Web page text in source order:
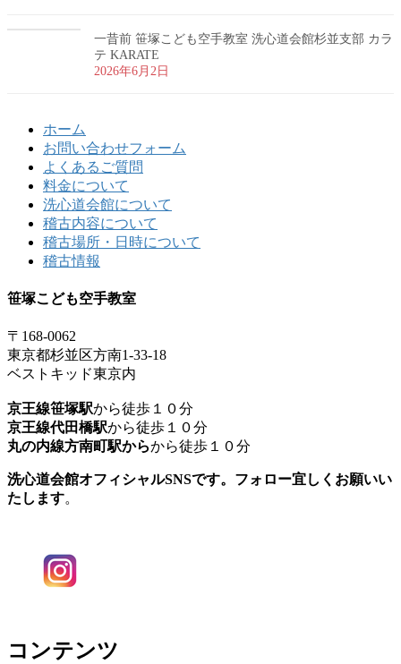
一昔前 笹塚こども空手教室 洗心道会館杉並支部 カラ
テ KARATE
2026年6月2日
ホーム
お問い合わせフォーム
よくあるご質問
料金について
洗心道会館について
稽古内容について
稽古場所・日時について
稽古情報
笹塚こども空手教室
〒168-0062
東京都杉並区方南1-33-18
ベストキッド東京内
京王線笹塚駅から徒歩１０分
京王線代田橋駅から徒歩１０分
丸の内線方南町駅からから徒歩１０分
洗心道会館オフィシャルSNSです。フォロー宜しくお願いい
たします。
コンテンツ